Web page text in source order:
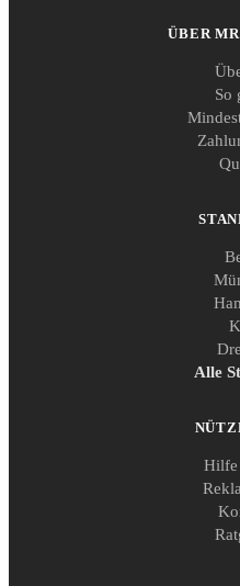
ÜBER
So
Alle
Hilfe